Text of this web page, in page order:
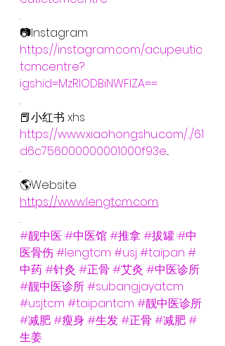
.
📷Instagram
https://instagram.com/acupeutic
tcmcentre?
igshid=MzRlODBiNWFlZA==
.
📕小红书 xhs
https://www.xiaohongshu.com/.../61
d6c756000000001000f93e...
.
🌎Website
https://www.lengtcm.com.
.
#靓中医 #中医馆#推拿#拔罐#中
医骨伤#lengtcm #usj#taipan #
中药#针灸 #正骨 #艾灸 #中医诊所
#靓中医诊所#subangjayatcm
#usjtcm #taipantcm #靓中医诊所
#减肥#瘦身#生发#正骨 #减肥#
生姜